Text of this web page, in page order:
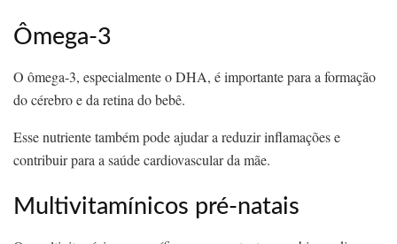
Ômega-3
O ômega-3, especialmente o DHA, é importante para a formação
do cérebro e da retina do bebê.
Esse nutriente também pode ajudar a reduzir inflamações e
contribuir para a saúde cardiovascular da mãe.
Multivitamínicos pré-natais